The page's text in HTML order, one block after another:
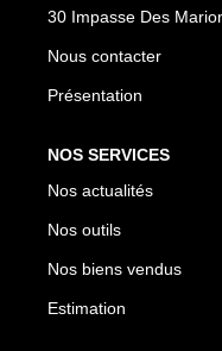
30 Impasse Des
Nous contacter
Présentation
NOS SERVICES
Nos actualités
Nos outils
Nos biens vendus
Estimation